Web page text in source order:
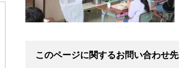
このページに関するお問い合わせ先